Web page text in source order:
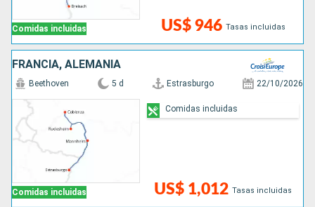
Comidas incluidas US$ 946 Tasas incluidas
FRANCIA, ALEMANIA
Comidas incluidas
Beethoven 5 d Estrasburgo 22/10/2026
US$ 1,012 Tasas incluidas
Comidas incluidas